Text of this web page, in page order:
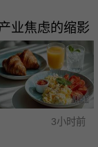
业焦虑的缩影
3小时前